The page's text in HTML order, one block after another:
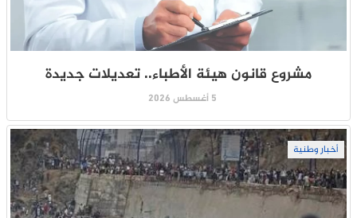
مشروع قانون هيئة الأطباء.. تعديلات جديدة
5 أغسطس 2026
أخبار وطنية